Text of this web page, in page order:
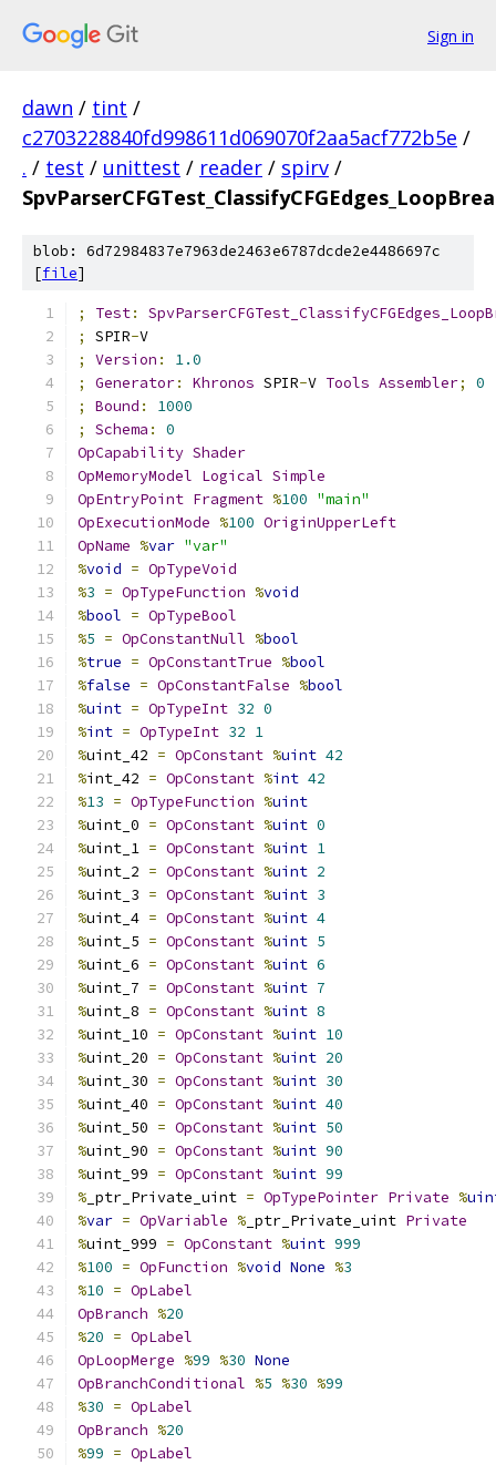
Sign in
dawn / tint /
c2703228840fd998611d069070f2aa5acf772b5e /
. / test / unittest / reader / spirv /
blob: 6d72984837e7963de2463e6787dcde2e4486697c
[file]
; Test:
;
SPIR-V
;
Version :
1.0
;
Generator: Khronos SPIR-V Tools Assembler;
0
;
Bound :
1000
;
Schema :
0
OpCapability Shader
OpMemoryModel Logical Simple
OpEntryPoint Fragment %100 "main"
OpExecutionMode %100 OriginUpperLeft
OpName %var "var"
%void = OpTypeVoid
%3 = OpTypeFunction %void
%bool = OpTypeBool
%5 = OpConstantNull %bool
%true = OpConstantTrue %bool
%false = OpConstantFalse %bool
%uint = OpTypeInt 32 0
%int = OpTypeInt 32 1
%uint_42 = OpConstant %uint 42
%int_42 = OpConstant %int 42
%13 = OpTypeFunction %uint
%uint_0 = OpConstant %uint 0
%uint_1 = OpConstant %uint 1
%uint_2 = OpConstant %uint 2
%uint_3 = OpConstant %uint 3
%uint_4 = OpConstant %uint 4
%uint_5 = OpConstant %uint 5
%uint_6 = OpConstant %uint 6
%uint_7 = OpConstant %uint 7
%uint_8 = OpConstant %uint 8
%uint_10 = OpConstant %uint 10
%uint_20 = OpConstant %uint 20
%uint_30 = OpConstant %uint 30
%uint_40 = OpConstant %uint 40
%uint_50 = OpConstant %uint 50
%uint_90 = OpConstant %uint 90
%uint_99 = OpConstant %uint 99
% _ptr_Private_uint = OpTypePointer Private %
%var = OpVariable % _ptr_Private_uint Private
%uint_999 = OpConstant %uint 999
%100 = OpFunction %void None %3
%10 = OpLabel
OpBranch %20
%20 = OpLabel
OpLoopMerge %99 %30 None
OpBranchConditional %5 %30 %99
%30 = OpLabel
OpBranch %20
%99 = OpLabel